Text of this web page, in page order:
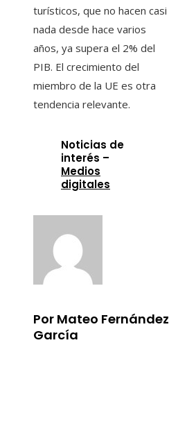
turísticos, que no hacen casi
nada desde hace varios
años, ya supera el 2% del
PIB. El crecimiento del
miembro de la UE es otra
tendencia relevante.
Noticias de
interés –
Medios
digitales
Por Mateo Fernández
García